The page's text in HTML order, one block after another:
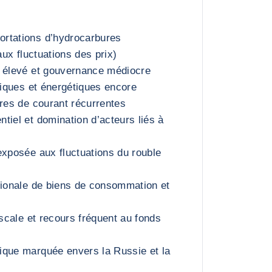
d’hydrocarbures
fluctuations des prix)
et gouvernance médiocre
et énergétiques encore
de courant récurrentes
et domination d’acteurs liés à
aux fluctuations du rouble
de biens de consommation et
et recours fréquent au fonds
marquée envers la Russie et la